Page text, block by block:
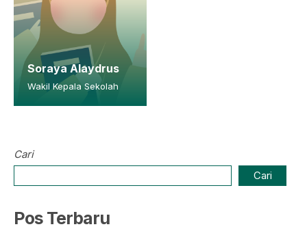
Soraya Alaydrus
Wakil Kepala Sekolah
Cari
Cari
Pos Terbaru